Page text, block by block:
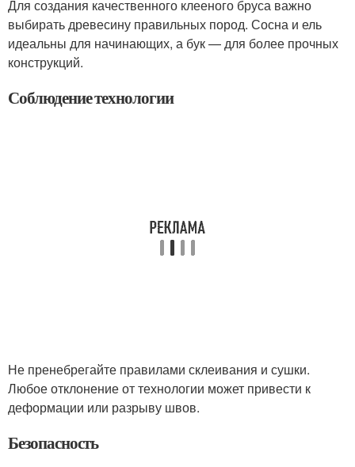
Для создания качественного клееного бруса важно
выбирать древесину правильных пород. Сосна и ель
идеальны для начинающих, а бук — для более прочных
конструкций.
Соблюдение технологии
Не пренебрегайте правилами склеивания и сушки.
Любое отклонение от технологии может привести к
деформации или разрыву швов.
Безопасность